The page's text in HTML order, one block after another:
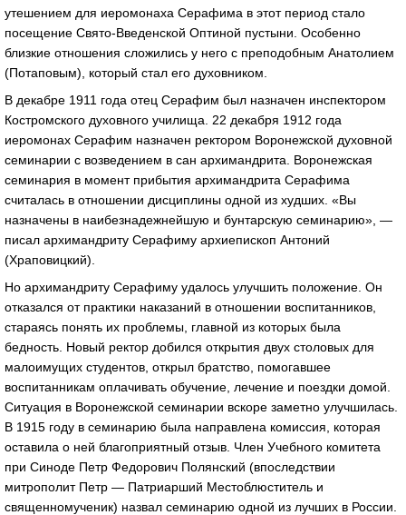
утешением для иеромонаха Серафима в этот период стало
посещение Свято-Введенской Оптиной пустыни. Особенно
близкие отношения сложились у него с преподобным Анатолием
(Потаповым), который стал его духовником.
В декабре 1911 года отец Серафим был назначен инспектором
Костромского духовного училища. 22 декабря 1912 года
иеромонах Серафим назначен ректором Воронежской духовной
семинарии с возведением в сан архимандрита. Воронежская
семинария в момент прибытия архимандрита Серафима
считалась в отношении дисциплины одной из худших. «Вы
назначены в наибезнадежнейшую и бунтарскую семинарию», —
писал архимандриту Серафиму архиепископ Антоний
(Храповицкий).
Но архимандриту Серафиму удалось улучшить положение. Он
отказался от практики наказаний в отношении воспитанников,
стараясь понять их проблемы, главной из которых была
бедность. Новый ректор добился открытия двух столовых для
малоимущих студентов, открыл братство, помогавшее
воспитанникам оплачивать обучение, лечение и поездки домой.
Ситуация в Воронежской семинарии вскоре заметно улучшилась.
В 1915 году в семинарию была направлена комиссия, которая
оставила о ней благоприятный отзыв. Член Учебного комитета
при Синоде Петр Федорович Полянский (впоследствии
митрополит Петр — Патриарший Местоблюститель и
священномученик) назвал семинарию одной из лучших в России.